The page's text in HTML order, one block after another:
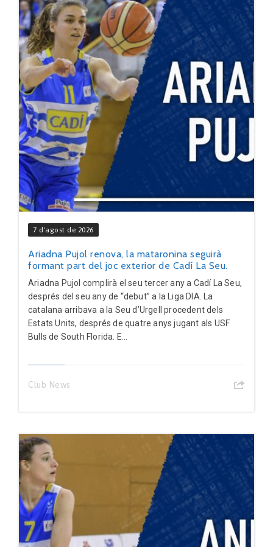
7 d'agost de 2026
Ariadna Pujol renova, la mataronina seguirà
formant part del joc exterior de Cadí La Seu.
Ariadna Pujol complirà el seu tercer any a Cadí La Seu,
després del seu any de “debut” a la Liga DIA. La
catalana arribava a la Seu d’Urgell procedent dels
Estats Units, després de quatre anys jugant als USF
Bulls de South Florida. E...
Club News